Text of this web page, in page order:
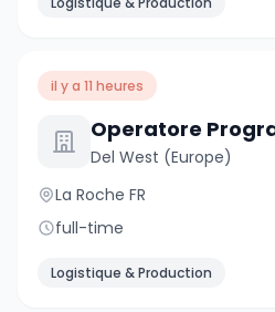
il y a 11 heures
Operatore
Del West (Europe)
La Roche FR
full-time
Logistique & Production